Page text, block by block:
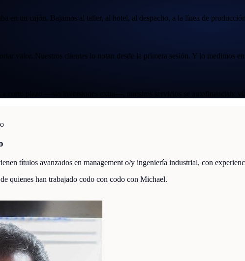
en un cajón. Bajamos al taller, al hotel, al despacho, a la línea de
valor. Nuestros clientes lo notan desde la primera sesión. Y lo medimos
a corto plazo —sin inversiones extra—, nuestros servicios se autofinancian:
títulos avanzados en management o/y ingeniería industrial, con
quienes han trabajado codo con codo con Michael.